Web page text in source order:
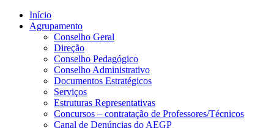
Início
Agrupamento
Conselho Geral
Direção
Conselho Pedagógico
Conselho Administrativo
Documentos Estratégicos
Serviços
Estruturas Representativas
Concursos – contratação de Professores/Técnicos
Canal de Denúncias do AEGP